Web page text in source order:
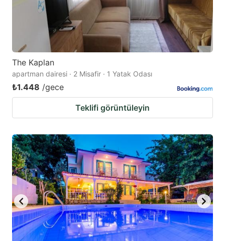
The Kaplan
apartman dairesi · 2 Misafir · 1 Yatak Odası
₺1.448 /gece
Teklifi görüntüleyin